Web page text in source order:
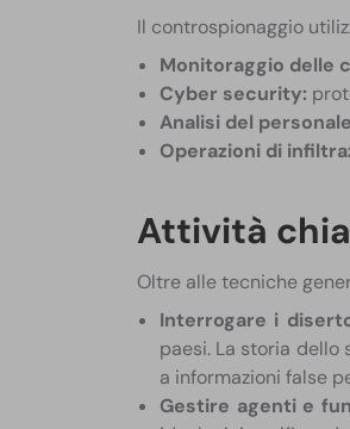
Il controspionaggio
Monitoraggio delle
Cyber security:
Analisi del
Operazioni di
Attività
Oltre alle tecniche
Interrogare i
paesi. La storia
a informazioni false
Gestire agenti e